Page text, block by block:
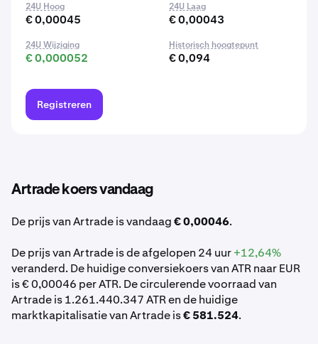
24U Hoog
€ 0,00045
24U Laag
€ 0,00043
24U Wijziging
€ 0,000052
Historisch hoogtepunt
€ 0,094
Registreren
Artrade koers vandaag
De prijs van Artrade is vandaag€ 0,00046.
De prijs van Artrade is de afgelopen 24 uur+12,64%
veranderd. De huidige conversiekoers van ATR naar EUR
is € 0,00046 per ATR. De circulerende voorraad van
Artrade is 1.261.440.347 ATR en de huidige
marktkapitalisatie van Artrade is€ 581.524.